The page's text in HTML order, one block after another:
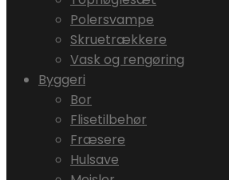
Polersvampe
Skruetrækkere
Vask og rengøring
Byggeri
Bor
Flisetilbehør
Fræsere
Hulsave